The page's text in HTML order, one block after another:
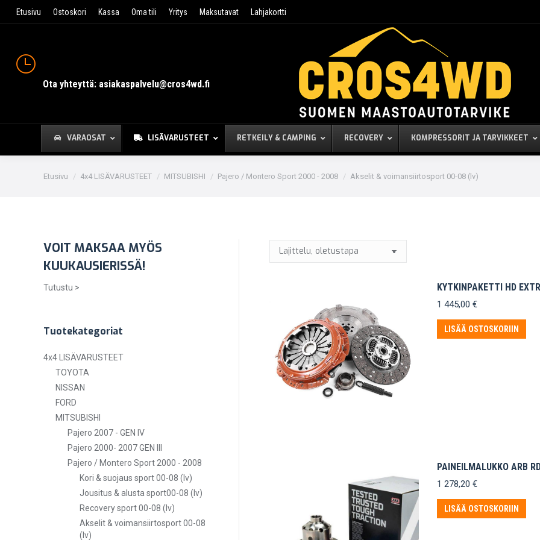
Etusivu Ostoskori Kassa Oma tili Yritys Maksutavat Lahjakortti
Ota yhteyttä: asiakaspalvelu@cros4wd.fi
VARAOSAT LISÄVARUSTEET RETKEILY & CAMPING RECOVERY KOMPRESSORIT JA TARVIKKEET
You are here:
Etusivu 4x4 LISÄVARUSTEET MITSUBISHI Pajero / Montero Sport 2000 - 2008 Akselit & voimansiirtosport 00-08 (lv)
KYTKINPAKETTI HD
1 445,00 €
LISÄÄ OSTOSKORIIN
PAINEILMALUKKO ARB
1 278,20 €
LISÄÄ OSTOSKORIIN
VOIT MAKSAA MYÖS
KUUKAUSIERISSÄ!
Tutustu >
Tuotekategoriat
4x4 LISÄVARUSTEET
TOYOTA
NISSAN
FORD
MITSUBISHI
Pajero 2007 - GEN IV
Pajero 2000- 2007 GEN III
Pajero / Montero Sport 2000 - 2008
Kori & suojaus sport 00-08 (lv)
Jousitus & alusta sport00-08 (lv)
Recovery sport 00-08 (lv)
Akselit & voimansiirtosport 00-08
(lv)